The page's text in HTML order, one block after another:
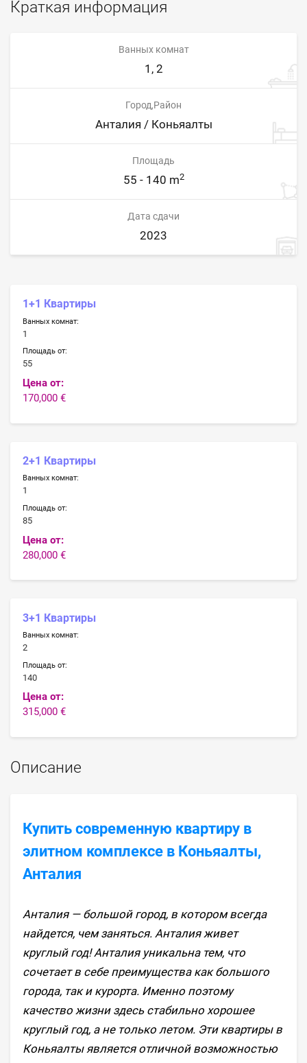
Краткая информация
Ванных комнат
1, 2
Город,Район
Анталия / Коньяалты
Площадь
55 - 140 m2
Дата сдачи
2023
1+1 Квартиры
Ванных комнат:
1
Площадь от:
55
Цена от:
170,000 €
2+1 Квартиры
Ванных комнат:
1
Площадь от:
85
Цена от:
280,000 €
3+1 Квартиры
Ванных комнат:
2
Площадь от:
140
Цена от:
315,000 €
Описание
Купить современную квартиру в
элитном комплексе в Коньяалты,
Анталия
Анталия — большой город, в котором всегда
найдется, чем заняться. Анталия живет
круглый год! Анталия уникальна тем, что
сочетает в себе преимущества как большого
города, так и курорта. Именно поэтому
качество жизни здесь стабильно хорошее
круглый год, а не только летом. Эти квартиры в
Коньяалты является отличной возможностью